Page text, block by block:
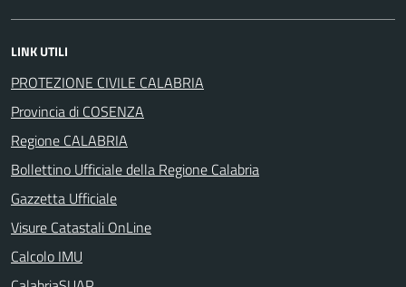
LINK UTILI
PROTEZIONE CIVILE CALABRIA
Provincia di COSENZA
Regione CALABRIA
Bollettino Ufficiale della Regione Calabria
Gazzetta Ufficiale
Visure Catastali OnLine
Calcolo IMU